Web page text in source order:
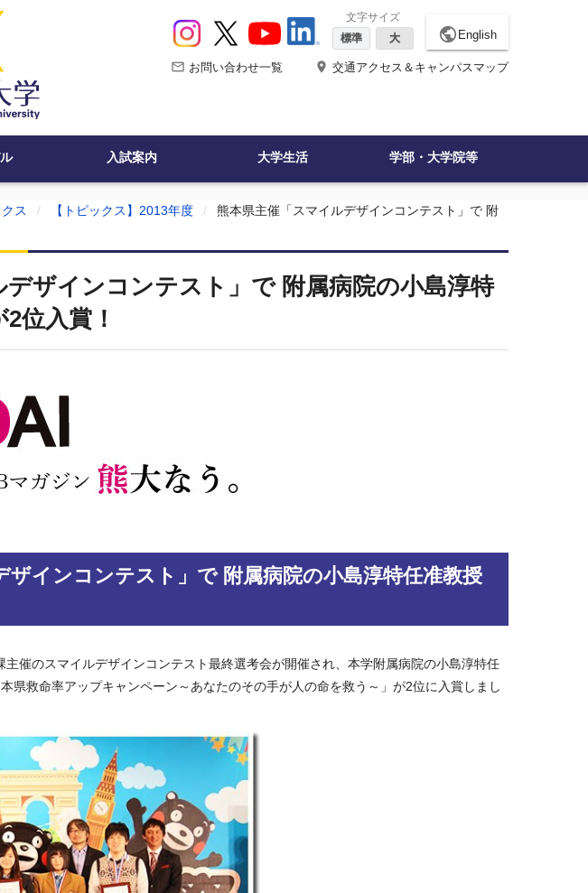
文字サイズ
標準
大 public English
mail_outline お問い合わせ一覧 place 交通アクセス＆キャンパスマップ
入試案内 大学生活 学部・大学院等
ス 【トピックス】2013年度
熊本県主催「スマイルデザインコンテスト」で 附
ザインコンテスト」で 附属病院の小島淳特
位入賞！
ザインコンテスト」で 附属病院の小島淳特任准教授
催のスマイルデザインコンテスト最終選考会が開催され、本学附属病院の小島淳特任
県救命率アップキャンペーン～あなたのその手が人の命を救う～」が2位に入賞しまし